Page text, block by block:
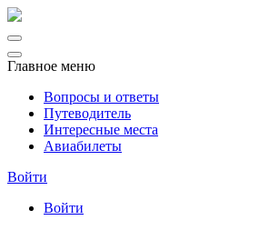
Главное меню
Вопросы и ответы
Путеводитель
Интересные места
Авиабилеты
Войти
Войти